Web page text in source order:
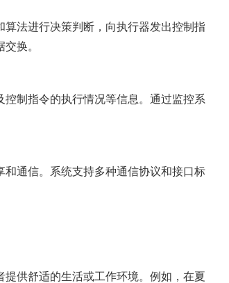
法进行决策判断，向执行器发出控制指
换。
制指令的执行情况等信息。通过监控系
通信。系统支持多种通信协议和接口标
供舒适的生活或工作环境。例如，在夏